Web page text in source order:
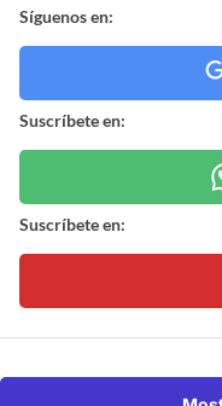
Síguenos en:
Suscríbete en:
Suscríbete en: